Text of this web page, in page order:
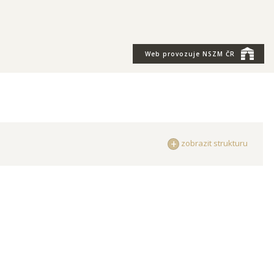
Web provozuje NSZM ČR
zobrazit strukturu